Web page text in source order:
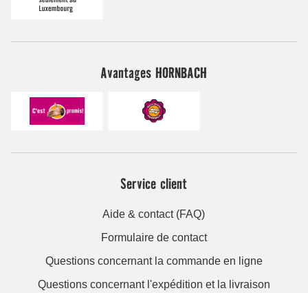
Avantages HORNBACH
Service client
Aide & contact (FAQ)
Formulaire de contact
Questions concernant la commande en ligne
Questions concernant l'expédition et la livraison